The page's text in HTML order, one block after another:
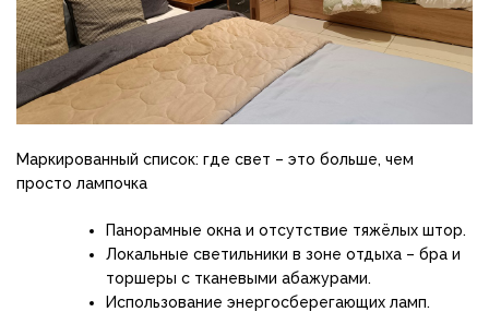
Маркированный список: где свет – это больше, чем
просто лампочка
Панорамные окна и отсутствие тяжёлых штор.
Локальные светильники в зоне отдыха – бра и
торшеры с тканевыми абажурами.
Использование энергосберегающих ламп.